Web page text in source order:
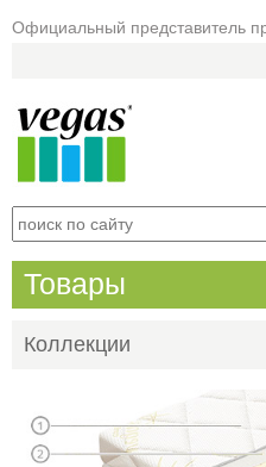
Официальный представитель
Товары
Коллекции